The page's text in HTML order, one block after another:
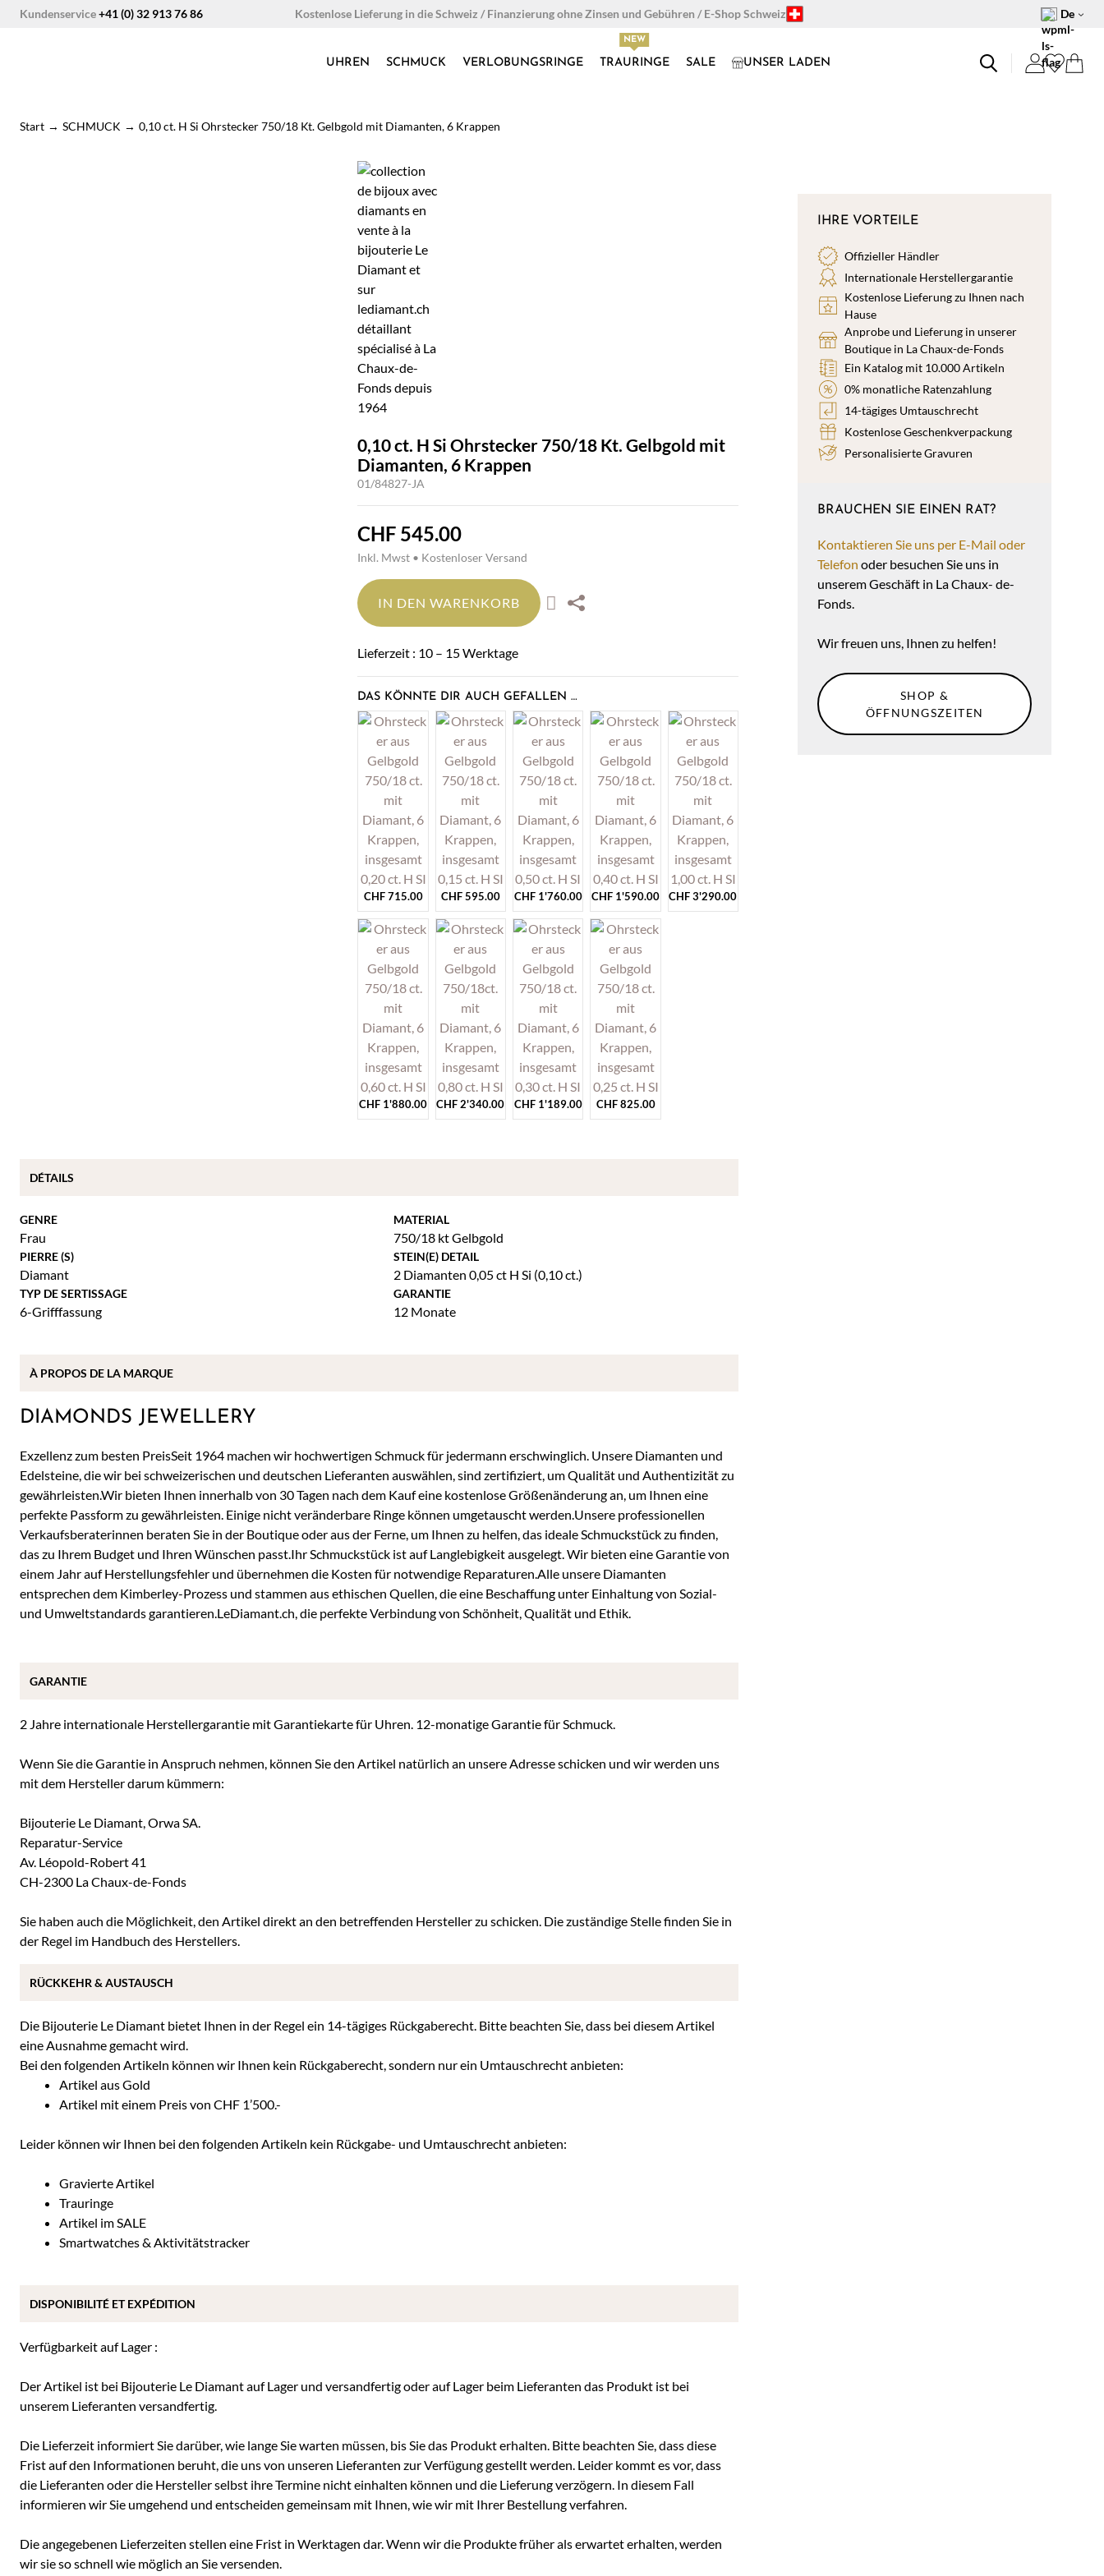
ZumKundenservice+41 (0) 32 913 76 86 Kostenlose Lieferung in die Schweiz / Finanzierung ohne Zinsen und Gebühren / E-Shop Schweiz De
UHREN SCHMUCK VERLOBUNGSRINGE TRAURINGE SALE UNSER LADEN
Start → SCHMUCK → 0,10 ct. H Si Ohrstecker 750/18 Kt. Gelbgold mit Diamanten, 6 Krappen
0,10 ct. H Si Ohrstecker 750/18 Kt. Gelbgold mit
Diamanten, 6 Krappen
01/84827-JA
CHF 545.00
Inkl. Mwst • Kostenloser Versand
IN DEN WARENKORB
Lieferzeit : 10 – 15 Werktage
DAS KÖNNTE DIR AUCH GEFALLEN …
CHF715.00 CHF595.00 CHF1'760.00 CHF 1'590.00 CHF3'290.00
CHF 1'880.00 CHF2'340.00 CHF1'189.00 CHF825.00
GENRE
Frau
MATERIAL
750/18 kt Gelbgold
PIERRE (S)
Diamant
STEIN(E) DETAIL
2 Diamanten 0,05 ct H Si (0,10 ct.)
TYP DE SERTISSAGE
6-Grifffassung
GARANTIE
12 Monate
DIAMONDS JEWELLERY
Exzellenz zum besten PreisSeit 1964 machen wir hochwertigen Schmuck für jedermann erschwinglich. Unsere Diamanten und
Edelsteine, die wir bei schweizerischen und deutschen Lieferanten auswählen, sind zertifiziert, um Qualität und Authentizität zu
gewährleisten.Wir bieten Ihnen innerhalb von 30 Tagen nach dem Kauf eine kostenlose Größenänderung an, um Ihnen eine
perfekte Passform zu gewährleisten. Einige nicht veränderbare Ringe können umgetauscht werden.Unsere professionellen
Verkaufsberaterinnen beraten Sie in der Boutique oder aus der Ferne, um Ihnen zu helfen, das ideale Schmuckstück zu finden,
das zu Ihrem Budget und Ihren Wünschen passt.Ihr Schmuckstück ist auf Langlebigkeit ausgelegt. Wir bieten eine Garantie von
einem Jahr auf Herstellungsfehler und übernehmen die Kosten für notwendige Reparaturen.Alle unsere Diamanten
entsprechen dem Kimberley-Prozess und stammen aus ethischen Quellen, die eine Beschaffung unter Einhaltung von Sozial-
und Umweltstandards garantieren.LeDiamant.ch, die perfekte Verbindung von Schönheit, Qualität und Ethik.
2 Jahre internationale Herstellergarantie mit Garantiekarte für Uhren. 12-monatige Garantie für Schmuck.
Wenn Sie die Garantie in Anspruch nehmen, können Sie den Artikel natürlich an unsere Adresse schicken und wir werden uns
mit dem Hersteller darum kümmern:
Bijouterie Le Diamant, Orwa SA.
Reparatur-Service
Av. Léopold-Robert 41
CH-2300 La Chaux-de-Fonds
Sie haben auch die Möglichkeit, den Artikel direkt an den betreffenden Hersteller zu schicken. Die zuständige Stelle finden Sie in
der Regel im Handbuch des Herstellers.
Die Bijouterie Le Diamant bietet Ihnen in der Regel ein 14-tägiges Rückgaberecht. Bitte beachten Sie, dass bei diesem Artikel
eine Ausnahme gemacht wird.
Bei den folgenden Artikeln können wir Ihnen kein Rückgaberecht, sondern nur ein Umtauschrecht anbieten:
Artikel aus Gold
Artikel mit einem Preis von CHF 1’500.-
Leider können wir Ihnen bei den folgenden Artikeln kein Rückgabe- und Umtauschrecht anbieten:
Gravierte Artikel
Trauringe
Artikel im SALE
Smartwatches & Aktivitätstracker
Verfügbarkeit auf Lager :
Der Artikel ist bei Bijouterie Le Diamant auf Lager und versandfertig oder auf Lager beim Lieferanten das Produkt ist bei
unserem Lieferanten versandfertig.
Die Lieferzeit informiert Sie darüber, wie lange Sie warten müssen, bis Sie das Produkt erhalten. Bitte beachten Sie, dass diese
Frist auf den Informationen beruht, die uns von unseren Lieferanten zur Verfügung gestellt werden. Leider kommt es vor, dass
die Lieferanten oder die Hersteller selbst ihre Termine nicht einhalten können und die Lieferung verzögern. In diesem Fall
informieren wir Sie umgehend und entscheiden gemeinsam mit Ihnen, wie wir mit Ihrer Bestellung verfahren.
Die angegebenen Lieferzeiten stellen eine Frist in Werktagen dar. Wenn wir die Produkte früher als erwartet erhalten, werden
wir sie so schnell wie möglich an Sie versenden.
DÉTAILS
À PROPOS DE LA MARQUE
GARANTIE
RÜCKKEHR & AUSTAUSCH
DISPONIBILITÉ ET EXPÉDITION
IHRE VORTEILE
Offizieller Händler
Internationale Herstellergarantie
Kostenlose Lieferung zu Ihnen nach
Hause
Anprobe und Lieferung in unserer
Boutique in La Chaux-de-Fonds
Ein Katalog mit 10.000 Artikeln
0% monatliche Ratenzahlung
14-tägiges Umtauschrecht
Kostenlose Geschenkverpackung
Personalisierte Gravuren
BRAUCHEN SIE EINEN RAT?
Kontaktieren Sie uns per E-Mail oder
Telefon oder besuchen Sie uns in
unserem Geschäft in La Chaux- de-
Fonds.
Wir freuen uns, Ihnen zu helfen!
SHOP &
ÖFFNUNGSZEITEN